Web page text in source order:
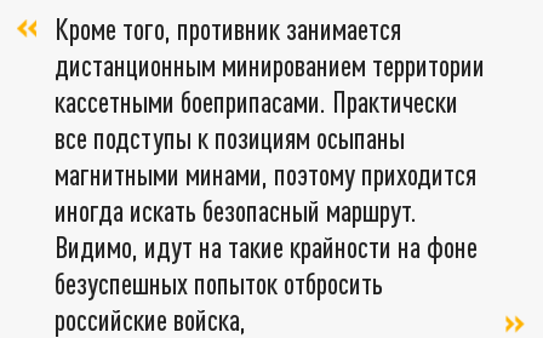
Кроме того, противник занимается
дистанционным минированием территории
кассетными боеприпасами. Практически
все подступы к позициям осыпаны
магнитными минами, поэтому приходится
иногда искать безопасный маршрут.
Видимо, идут на такие крайности на фоне
безуспешных попыток отбросить
российские войска,